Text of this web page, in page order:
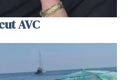
AVC